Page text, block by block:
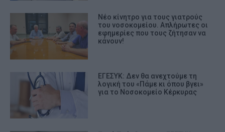
Νέο κίνητρο για τους γιατρούς
του νοσοκομείου. Απλήρωτες οι
εφημερίες που τους ζήτησαν να
κάνουν!
ΕΓΕΣΥΚ: Δεν θα ανεχτούμε τη
λογική του «Πάμε κι όπου βγει»
για το Νοσοκομείο Κέρκυρας